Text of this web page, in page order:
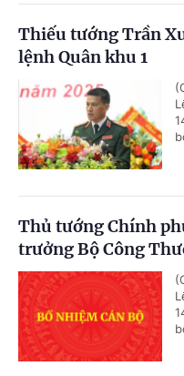
Thiếu tướng Trần
lệnh Quân khu 1
Thủ tướng Chính
trưởng Bộ Công